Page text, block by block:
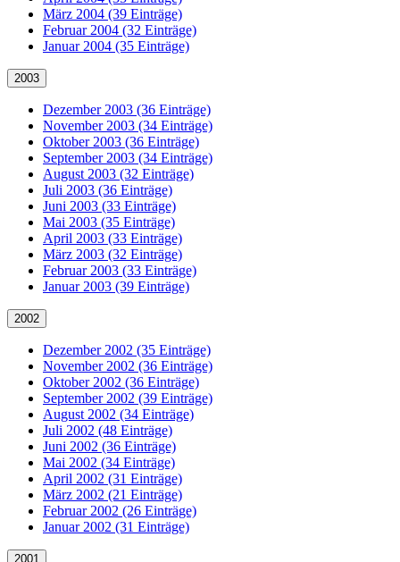
März 2004 (39 Einträge)
Februar 2004 (32 Einträge)
Januar 2004 (35 Einträge)
2003
Dezember 2003 (36 Einträge)
November 2003 (34 Einträge)
Oktober 2003 (36 Einträge)
September 2003 (34 Einträge)
August 2003 (32 Einträge)
Juli 2003 (36 Einträge)
Juni 2003 (33 Einträge)
Mai 2003 (35 Einträge)
April 2003 (33 Einträge)
März 2003 (32 Einträge)
Februar 2003 (33 Einträge)
Januar 2003 (39 Einträge)
2002
Dezember 2002 (35 Einträge)
November 2002 (36 Einträge)
Oktober 2002 (36 Einträge)
September 2002 (39 Einträge)
August 2002 (34 Einträge)
Juli 2002 (48 Einträge)
Juni 2002 (36 Einträge)
Mai 2002 (34 Einträge)
April 2002 (31 Einträge)
März 2002 (21 Einträge)
Februar 2002 (26 Einträge)
Januar 2002 (31 Einträge)
2001